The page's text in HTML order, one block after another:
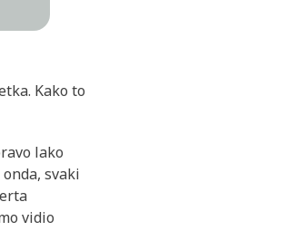
Kako to
lako
svaki
vidio